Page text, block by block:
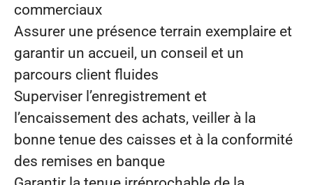
commerciaux
Assurer une présence terrain exemplaire et
garantir un accueil, un conseil et un
parcours client fluides
Superviser l’enregistrement et
l’encaissement des achats, veiller à la
bonne tenue des caisses et à la conformité
des remises en banque